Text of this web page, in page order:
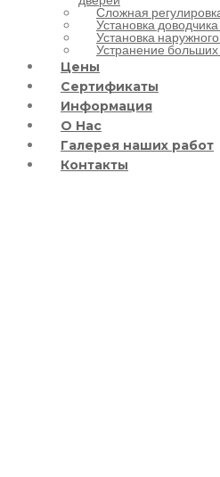
Сложная
Установка
Установка
Устранение
Цены
Сертификаты
Информация
О Нас
Галерея наших работ
Контакты